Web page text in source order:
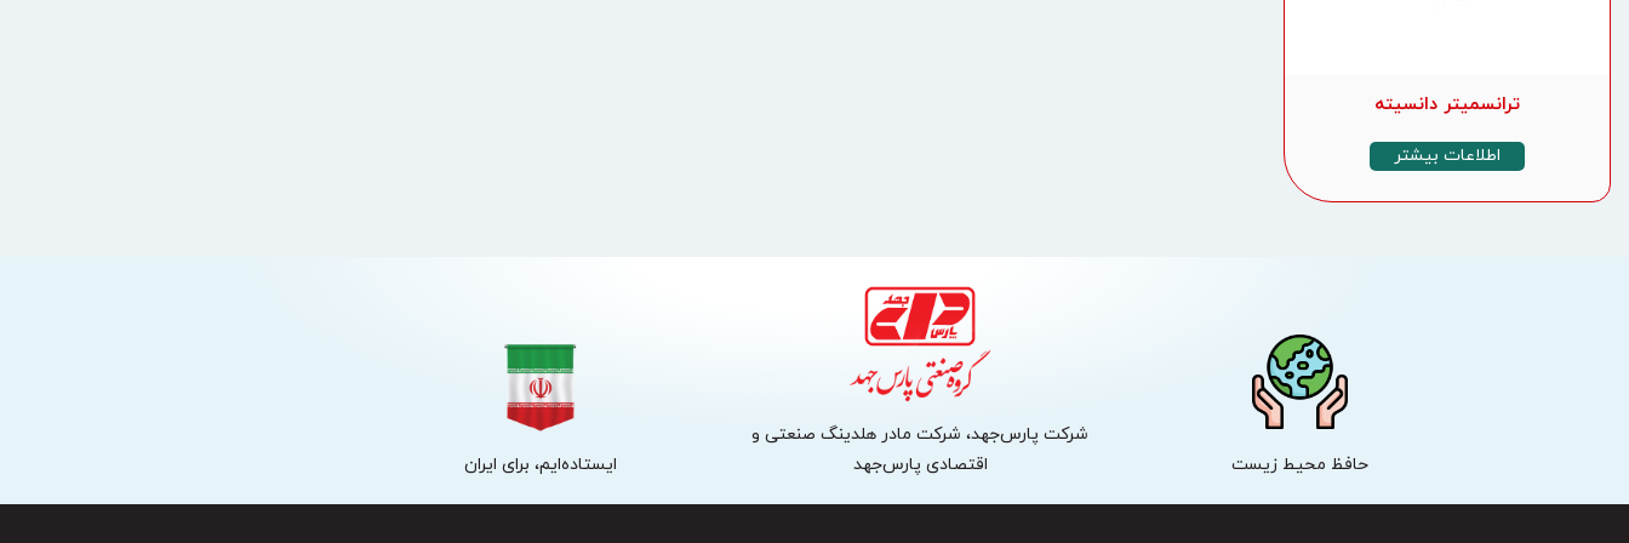
ترانسمیتر دانسیته
اطلاعات بیشتر
حافظ محیط زیست
شرکت پارس‌جهد، شرکت مادر هلدینگ صنعتی و
اقتصادی پارس‌جهد
ایستاده‌ایم، برای ایران